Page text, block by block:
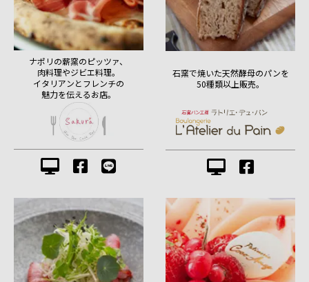
ナポリの薪窯のピッツァ、
肉料理やジビエ料理。
イタリアンとフレンチの
魅力を伝えるお店。
石窯で焼いた天然酵母のパンを
50種類以上販売。